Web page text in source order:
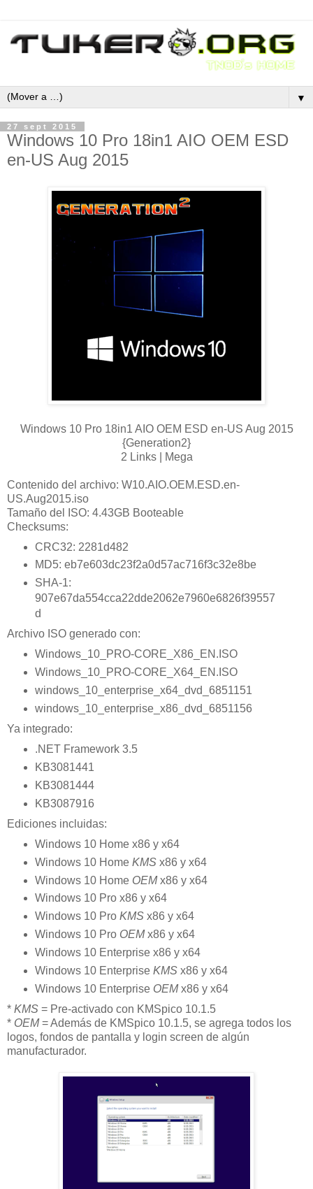
▼
27 sept 2015
Windows 10 Pro 18in1 AIO OEM ESD
en-US Aug 2015
Windows 10 Pro 18in1 AIO OEM ESD en-US Aug 2015
{Generation2}
2 Links | Mega
Contenido del archivo: W10.AIO.OEM.ESD.en-
US.Aug2015.iso
Tamaño del ISO: 4.43GB Booteable
Checksums:
CRC32: 2281d482
MD5: eb7e603dc23f2a0d57ac716f3c32e8be
SHA-1:
907e67da554cca22dde2062e7960e6826f39557
d
Archivo ISO generado con:
Windows_10_PRO-CORE_X86_EN.ISO
Windows_10_PRO-CORE_X64_EN.ISO
windows_10_enterprise_x64_dvd_6851151
windows_10_enterprise_x86_dvd_6851156
Ya integrado:
.NET Framework 3.5
KB3081441
KB3081444
KB3087916
Ediciones incluidas:
Windows 10 Home x86 y x64
Windows 10 Home KMS x86 y x64
Windows 10 Home OEMx86 y x64
Windows 10 Pro x86 y x64
Windows 10 Pro KMS x86 y x64
Windows 10 Pro OEMx86 y x64
Windows 10 Enterprise x86 y x64
Windows 10 Enterprise KMS x86 y x64
Windows 10 Enterprise OEMx86 y x64
* KMS = Pre-activado con KMSpico 10.1.5
* OEM= Además de KMSpico 10.1.5, se agrega todos los
logos, fondos de pantalla y login screen de algún
manufacturador.